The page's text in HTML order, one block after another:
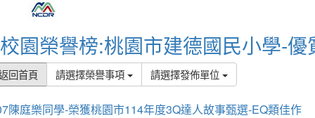
校園榮譽榜:桃園市建德國民小學-優
回首頁 請選擇榮譽事項 請選擇發佈單位
陳庭樂同學-榮獲桃園市114年度3Q達人故事甄選-EQ類佳作